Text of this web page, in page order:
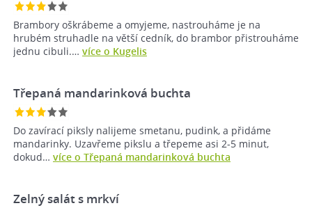
Brambory oškrábeme a omyjeme, nastrouháme je na
hrubém struhadle na větší cedník, do brambor přistrouháme
jednu cibuli.… více o Kugelis
Třepaná mandarinková buchta
Do zavírací piksly nalijeme smetanu, pudink, a přidáme
mandarinky. Uzavřeme pikslu a třepeme asi 2-5 minut,
dokud… více o Třepaná mandarinková buchta
Zelný salát s mrkví